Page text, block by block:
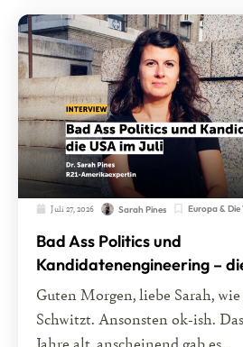
Juli 27, 2026 Sarah Pines Europa & Die
Bad Ass Politics und
Kandidatenengineering –
Guten Morgen, liebe Sarah,
Schwitzt. Ansonsten ok-ish.